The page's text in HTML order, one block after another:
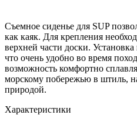
Съемное сиденье для SUP
как каяк. Для крепления
верхней части доски.
что очень удобно во время
возможность комфортно
морскому побережью в штиль,
природой.
Характеристики